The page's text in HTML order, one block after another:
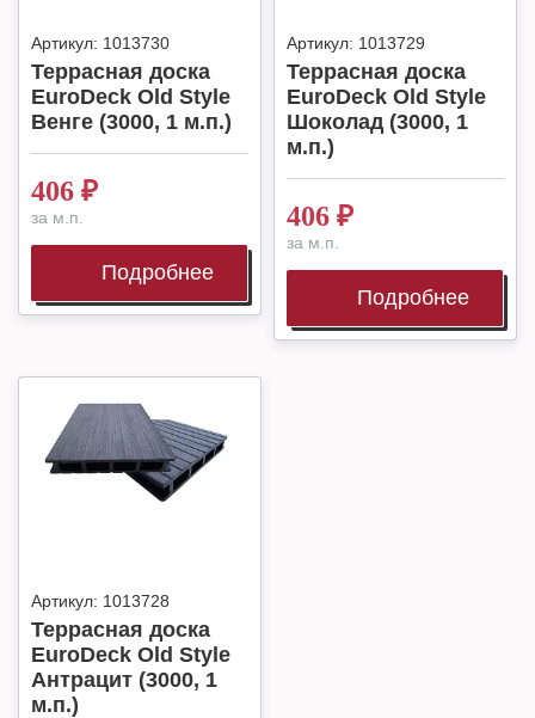
Артикул: 1013730
Террасная доска
EuroDeck Old Style
Венге (3000, 1 м.п.)
406 ₽
за м.п.
Подробнее
Артикул: 1013729
Террасная доска
EuroDeck Old Style
Шоколад (3000, 1
м.п.)
406 ₽
за м.п.
Подробнее
Артикул: 1013728
Террасная доска
EuroDeck Old Style
Антрацит (3000, 1
м.п.)